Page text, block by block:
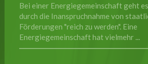
Bei einer Energiegemeinschaft geht
durch die Inanspruchnahme von
Förderungen "reich zu werden". Eine
Energiegemeinschaft hat vielmehr ...